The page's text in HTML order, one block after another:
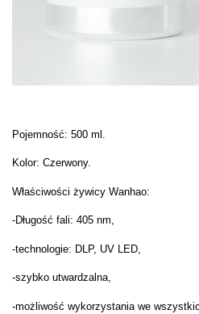
Pojemność: 500 ml.
Kolor: Czerwony.
Właściwości żywicy Wanhao:
-Długość fali: 405 nm,
-technologie: DLP, UV LED,
-szybko utwardzalna,
-możliwość wykorzystania we